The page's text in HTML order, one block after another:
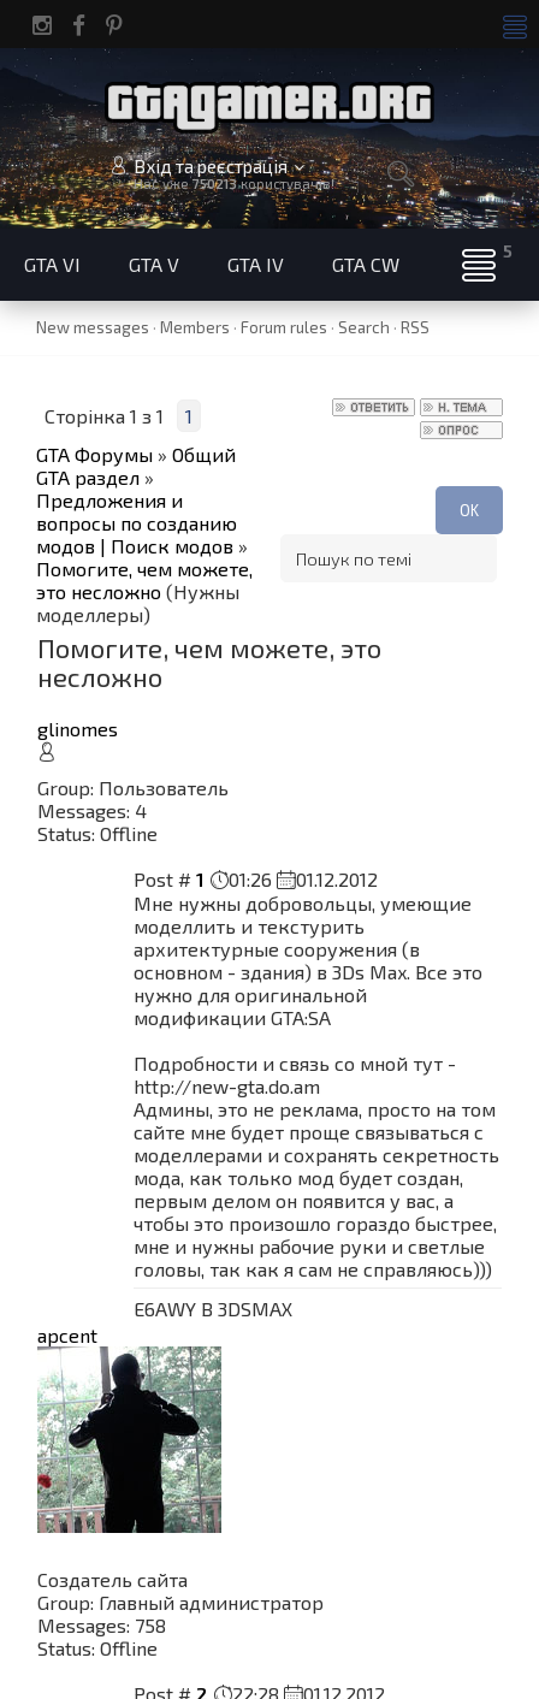
Вхід та реєстрація
Нас уже750213користувачів!
GTA VI GTA V GTA IV GTA CW
New messages · Members · Forum rules · Search · RSS
Сторінка 1 з 1
1
GTA Форумы » Общий
GTA раздел »
Предложения и
вопросы по созданию
модов | Поиск модов »
Помогите, чем можете,
это несложно (Нужны
моделлеры)
Помогите, чем можете, это
несложно
glinomes
Group: Пользователь
Messages: 4
Status: Offline
Post # 1 01:26
01.12.2012
Мне нужны добровольцы, умеющие
моделлить и текстурить
архитектурные сооружения (в
основном - здания) в 3Ds Max. Все это
нужно для оригинальной
модификации GTA:SA
Подробности и связь со мной тут -
http://new-gta.do.am
Админы, это не реклама, просто на том
сайте мне будет проще связываться с
моделлерами и сохранять секретность
мода, как только мод будет создан,
первым делом он появится у вас, а
чтобы это произошло гораздо быстрее,
мне и нужны рабочие руки и светлые
головы, так как я сам не справляюсь)))
E6AWY B 3DSMAX
apcent
Создатель сайта
Group: Главный администратор
Messages: 758
Status: Offline
Post # 2 22:28
01.12.2012